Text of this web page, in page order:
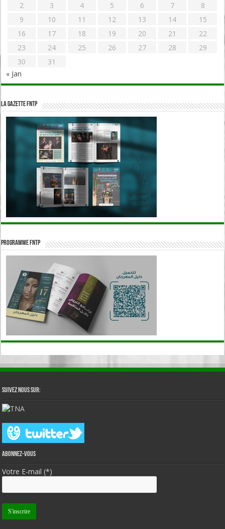
2
3 4 5 6 7
8
9
10 11 12 13 14
15
16
17 18 19 20 21
22
23
24 25 26 27 28
29
30
31
« Jan
La Gazette FNTP
Programme FNTP
Suivez nous sur:
Abonnez-vous
Votre E-mail (*)